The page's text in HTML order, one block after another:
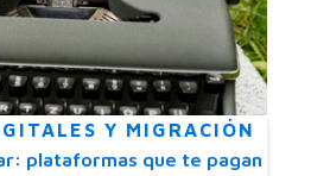
Y MIGRACIÓN
plataformas que te pagan